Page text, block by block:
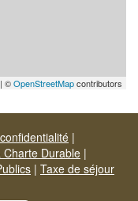
| ©OpenStreetMapcontributors
|
Charte Durable |
| Taxe de séjour